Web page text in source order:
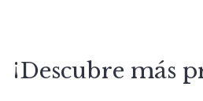
¡Descubre más